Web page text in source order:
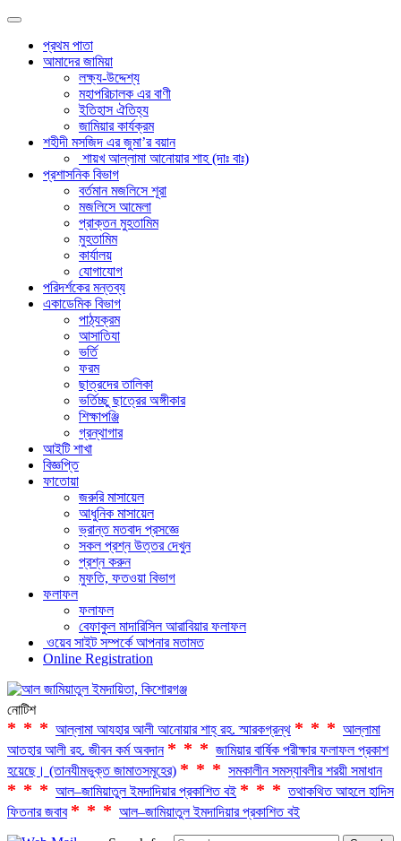
প্রথম পাতা
আমাদের জামিয়া
লক্ষ্য-উদ্দেশ্য
মহাপরিচালক এর বাণী
ইতিহাস ঐতিহ্য
জামিয়ার কার্যক্রম
শহীদী মসজিদ এর জুমা’র বয়ান
শায়খ আল্লামা আনোয়ার শাহ (দাঃ বাঃ)
প্রশাসনিক বিভাগ
বর্তমান মজলিসে শূরা
মজলিসে আমেলা
প্রাক্তন মুহতামিম
মুহতামিম
কার্যালয়
যোগাযোগ
পরিদর্শকের মন্তব্য
একাডেমিক বিভাগ
পাঠ্যক্রম
আসাতিযা
ভর্তি
ফরম
ছাত্রদের তালিকা
ভর্তিচ্ছু ছাত্রের অঙ্গীকার
শিক্ষাপঞ্জি
গ্রন্থাগার
আইটি শাখা
বিজ্ঞপ্তি
ফাতোয়া
জরুরি মাসায়েল
আধুনিক মাসায়েল
ভ্রান্ত মতবাদ প্রসজ্ঞে
সকল প্রশ্ন উত্তর দেখুন
প্রশ্ন করুন
মুফতি, ফতওয়া বিভাগ
ফলাফল
ফলাফল
বেফাকুল মাদারিসিল আরাবিয়ার ফলাফল
ওয়েব সাইট সম্পর্কে আপনার মতামত
Online Registration
নোটিশ
*** আল্লামা আযহার আলী আনোয়ার শাহ্‌ রহ. স্মারকগ্রন্থ *** আল্লামা
আতহার আলী রহ. জীবন কর্ম অবদান *** জামিয়ার বার্ষিক পরীক্ষার ফলাফল প্রকাশ
হয়েছে। (তানযীমভুক্ত জামাতসমূহের) *** সমকালীন সমস্যাবলীর শরয়ী সমাধান
*** আল–জামিয়াতুল ইমদাদিয়ার প্রকাশিত বই ***তথাকথিত আহলে হাদিস
ফিতনার জবাব *** আল–জামিয়াতুল ইমদাদিয়ার প্রকাশিত বই